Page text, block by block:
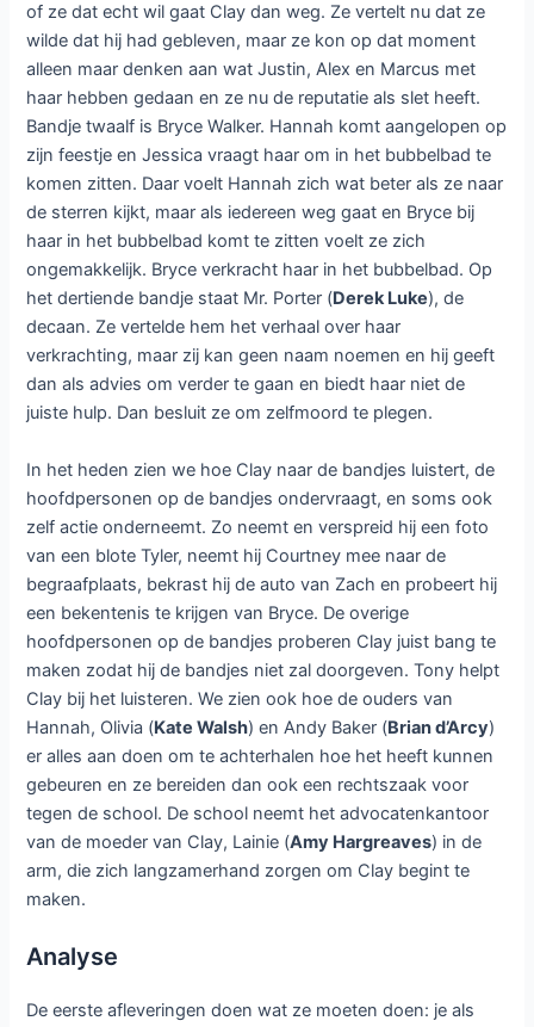
of ze dat echt wil gaat Clay dan weg. Ze vertelt nu dat ze
wilde dat hij had gebleven, maar ze kon op dat moment
alleen maar denken aan wat Justin, Alex en Marcus met
haar hebben gedaan en ze nu de reputatie als slet heeft.
Bandje twaalf is Bryce Walker. Hannah komt aangelopen op
zijn feestje en Jessica vraagt haar om in het bubbelbad te
komen zitten. Daar voelt Hannah zich wat beter als ze naar
de sterren kijkt, maar als iedereen weg gaat en Bryce bij
haar in het bubbelbad komt te zitten voelt ze zich
ongemakkelijk. Bryce verkracht haar in het bubbelbad. Op
het dertiende bandje staat Mr. Porter (Derek Luke), de
decaan. Ze vertelde hem het verhaal over haar
verkrachting, maar zij kan geen naam noemen en hij geeft
dan als advies om verder te gaan en biedt haar niet de
juiste hulp. Dan besluit ze om zelfmoord te plegen.
In het heden zien we hoe Clay naar de bandjes luistert, de
hoofdpersonen op de bandjes ondervraagt, en soms ook
zelf actie onderneemt. Zo neemt en verspreid hij een foto
van een blote Tyler, neemt hij Courtney mee naar de
begraafplaats, bekrast hij de auto van Zach en probeert hij
een bekentenis te krijgen van Bryce. De overige
hoofdpersonen op de bandjes proberen Clay juist bang te
maken zodat hij de bandjes niet zal doorgeven. Tony helpt
Clay bij het luisteren. We zien ook hoe de ouders van
Hannah, Olivia (Kate Walsh) en Andy Baker (Brian d’Arcy)
er alles aan doen om te achterhalen hoe het heeft kunnen
gebeuren en ze bereiden dan ook een rechtszaak voor
tegen de school. De school neemt het advocatenkantoor
van de moeder van Clay, Lainie (Amy Hargreaves) in de
arm, die zich langzamerhand zorgen om Clay begint te
maken.
Analyse
De eerste afleveringen doen wat ze moeten doen: je als